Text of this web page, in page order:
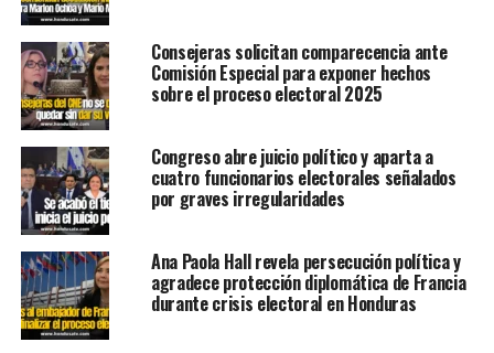
Consejeras solicitan comparecencia ante
Comisión Especial para exponer hechos
sobre el proceso electoral 2025
Congreso abre juicio político y aparta a
cuatro funcionarios electorales señalados
por graves irregularidades
Ana Paola Hall revela persecución política y
agradece protección diplomática de Francia
durante crisis electoral en Honduras